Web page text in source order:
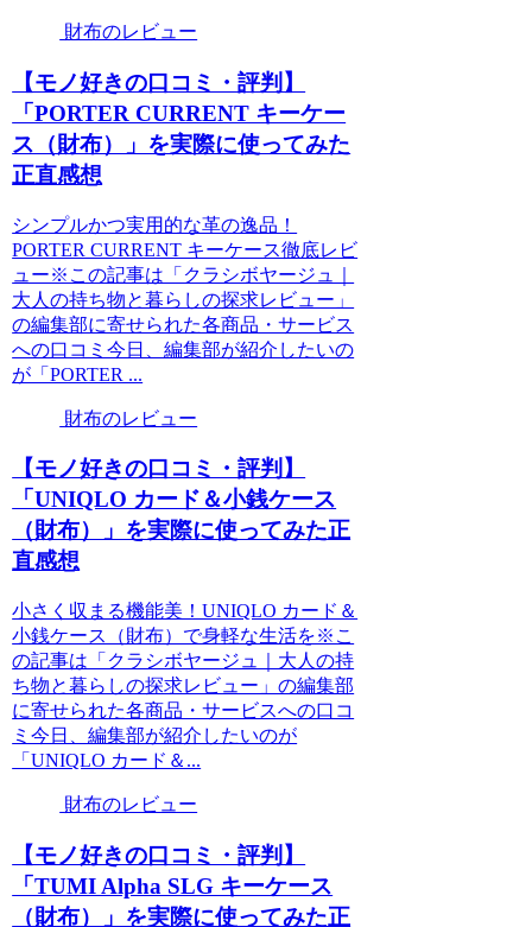
財布のレビュー
【モノ好きの口コミ・評判】
「PORTER CURRENT キーケー
ス（財布）」を実際に使ってみた
正直感想
シンプルかつ実用的な革の逸品！
PORTER CURRENT キーケース徹底レビ
ュー※この記事は「クラシボヤージュ｜
大人の持ち物と暮らしの探求レビュー」
の編集部に寄せられた各商品・サービス
への口コミ今日、編集部が紹介したいの
が「PORTER ...
財布のレビュー
【モノ好きの口コミ・評判】
「UNIQLO カード＆小銭ケース
（財布）」を実際に使ってみた正
直感想
小さく収まる機能美！UNIQLO カード＆
小銭ケース（財布）で身軽な生活を※こ
の記事は「クラシボヤージュ｜大人の持
ち物と暮らしの探求レビュー」の編集部
に寄せられた各商品・サービスへの口コ
ミ今日、編集部が紹介したいのが
「UNIQLO カード＆...
財布のレビュー
【モノ好きの口コミ・評判】
「TUMI Alpha SLG キーケース
（財布）」を実際に使ってみた正